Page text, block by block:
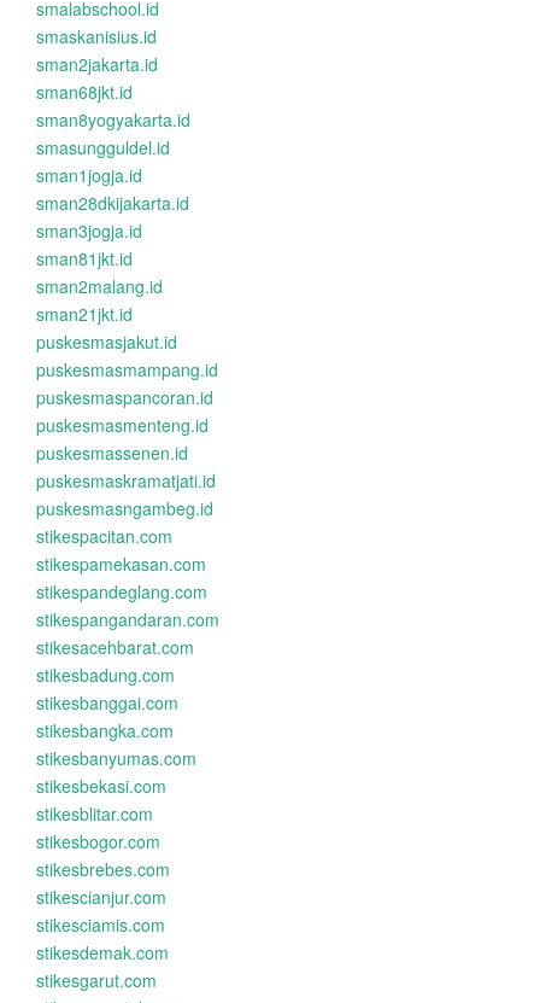
smalabschool.id
smaskanisius.id
sman2jakarta.id
sman68jkt.id
sman8yogyakarta.id
smasungguldel.id
sman1jogja.id
sman28dkijakarta.id
sman3jogja.id
sman81jkt.id
sman2malang.id
sman21jkt.id
puskesmasjakut.id
puskesmasmampang.id
puskesmaspancoran.id
puskesmasmenteng.id
puskesmassenen.id
puskesmaskramatjati.id
puskesmasngambeg.id
stikespacitan.com
stikespamekasan.com
stikespandeglang.com
stikespangandaran.com
stikesacehbarat.com
stikesbadung.com
stikesbanggai.com
stikesbangka.com
stikesbanyumas.com
stikesbekasi.com
stikesblitar.com
stikesbogor.com
stikesbrebes.com
stikescianjur.com
stikesciamis.com
stikesdemak.com
stikesgarut.com